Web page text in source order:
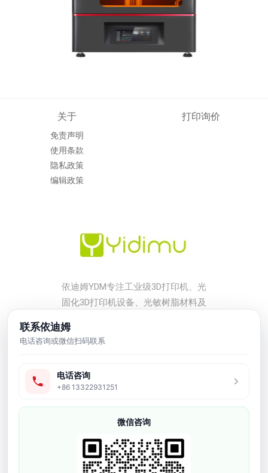
关于
免责声明
使用条款
隐私政策
编辑政策
打印询价
依迪姆YDM专注工业级3D打印机、光
固化3D打印机设备、光敏树脂材料及
批量生产、工业模型、牙科、珠宝、
友情链接
产品中心
软胶弹性3D打印机
工业级3D打印机
联系依迪姆
电话咨询或微信扫码联系
电话咨询
+86 13322931251
微信咨询